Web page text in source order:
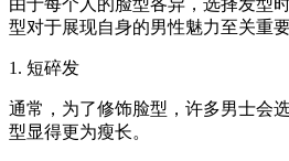
型对于展现自身的男性魅力至关重要
1. 短碎发
通常，为了修饰脸型，许多男士会
型显得更为瘦长。